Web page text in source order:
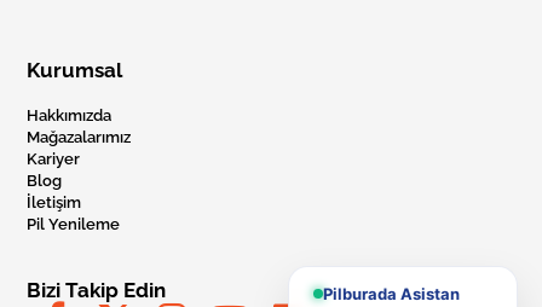
Kurumsal
Hakkımızda
Mağazalarımız
Kariyer
Blog
İletişim
Pil Yenileme
Bizi Takip Edin
Pilburada Asistan